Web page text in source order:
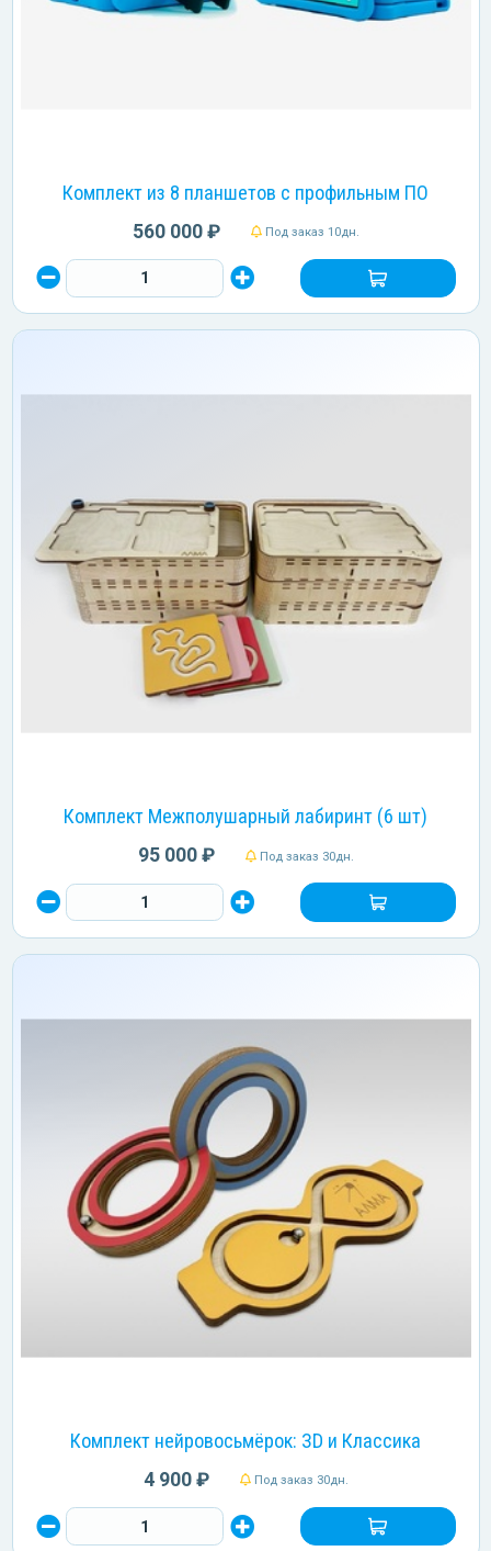
Комплект из 8 планшетов с профильным ПО
560 000 ₽ Под заказ 10дн.
Комплект Межполушарный лабиринт (6 шт)
95 000 ₽ Под заказ 30дн.
Комплект нейровосьмёрок: ЗD и Классика
4 900 ₽ Под заказ 30дн.